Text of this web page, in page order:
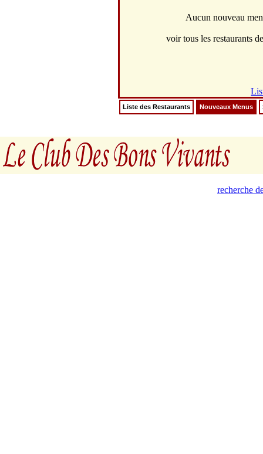
Aucun nouveau
voir tous les restaurants
Liste des Restaurants Nouveaux Menus
recherche